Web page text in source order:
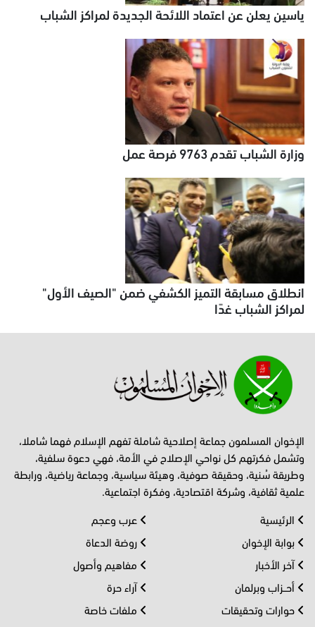
ياسين يعلن عن اعتماد اللائحة الجديدة لمراكز الشباب
وزارة الشباب تقدم 9763 فرصة عمل
انطلاق مسابقة التميز الكشفي ضمن "الصيف الأول"
لمراكز الشباب غدًا
الإخوان المسلمون جماعة إصلاحية شاملة تفهم الإسلام فهما شاملا،
وتشمل فكرتهم كل نواحي الإصلاح في الأمة، فهي دعوة سلفية،
وطريقة سُنية، وحقيقة صوفية، وهيئة سياسية، وجماعة رياضية، ورابطة
علمية ثقافية، وشركة اقتصادية، وفكرة اجتماعية.
الرئيسية
بوابة الإخوان
آخر الأخبار
أحــزاب وبرلمان
حوارات وتحقيقات
عرب وعجم
روضة الدعاة
مفاهيم وأصول
آراء حرة
ملفات خاصة